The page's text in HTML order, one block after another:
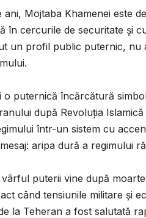
ani, Mojtaba Khamenei este
în cercurile de securitate și
un profil public puternic, nu
o puternică încărcătură
după Revoluția
într-un sistem cu
aripa dură a regimului
puterii vine după
când tensiunile militare și
la Teheran a fost salutată